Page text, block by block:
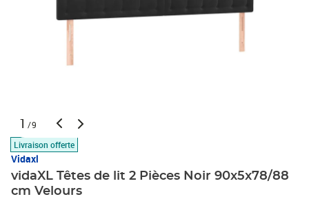
1 /9
Livraison offerte
Vidaxl
vidaXL Têtes de lit 2 Pièces Noir 90x5x78/88
cm Velours